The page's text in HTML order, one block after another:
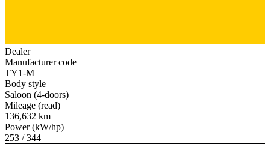
Dealer
Manufacturer code
TY1-M
Body style
Saloon (4-doors)
Mileage (read)
136,632 km
Power (kW/hp)
253 / 344